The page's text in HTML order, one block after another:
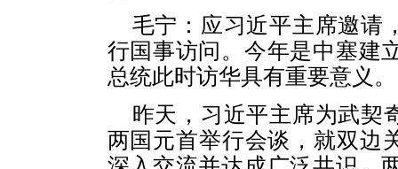
毛宁：应习近平主席邀请
行国事访问。今年是中塞建
总统此时访华具有重要意义。
昨天，习近平主席为武契
两国元首举行会谈，就双边